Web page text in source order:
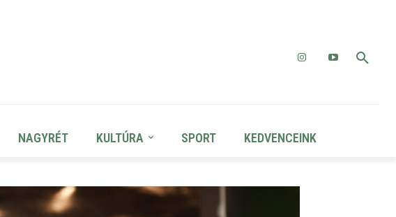
NAGYRÉT KULTÚRA SPORT KEDVENCEINK